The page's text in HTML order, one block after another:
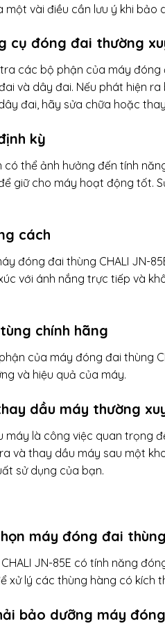
một vài điều cần lưu ý khi bảo
cụ đóng đai thường
các bộ phận của máy
và dây đai. Nếu phát hiện
đai, hãy sửa chữa hoặc
kỳ
có thể ảnh hưởng đến tính
giữ cho máy hoạt động tốt.
cách
đóng đai thùng CHALI JN-
với ánh nắng trực tiếp và
chính hãng
của máy đóng đai thùng
và hiệu quả của máy.
dầu máy thường
máy là công việc quan trọng
và thay dầu máy sau một
sử dụng của bạn.
máy đóng đai thùng
JN-85E có tính năng
xử lý các thùng hàng có kích
bảo dưỡng máy